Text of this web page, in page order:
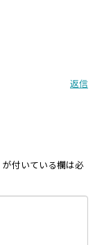
返信
が付いている欄は必